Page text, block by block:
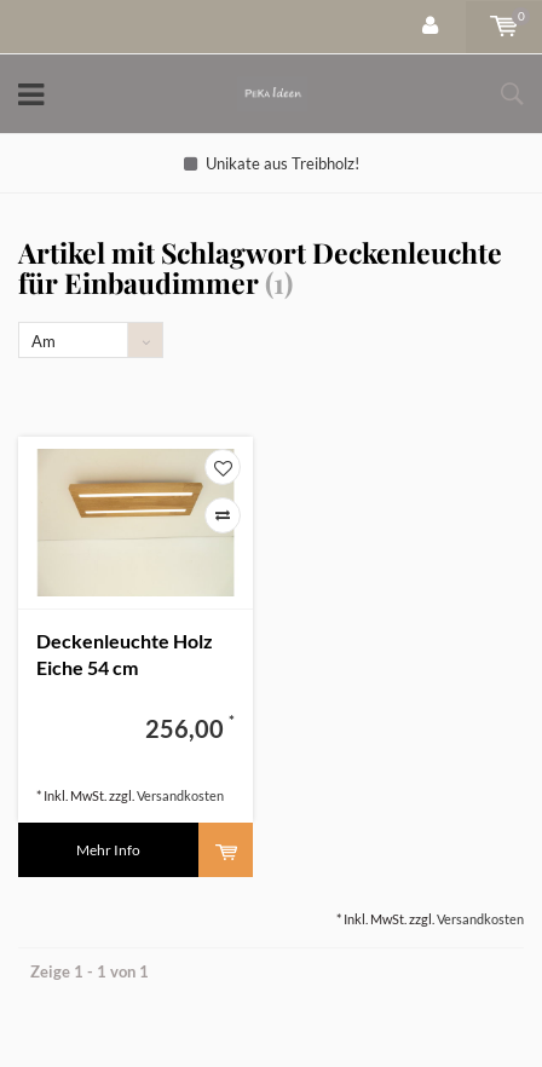
0
Unikate aus Treibholz!
Artikel mit Schlagwort Deckenleuchte
für Einbaudimmer(1)
Am
Deckenleuchte Holz
Eiche 54 cm
256,00 *
* Inkl. MwSt. zzgl. Versandkosten
Mehr Info
* Inkl. MwSt. zzgl. Versandkosten
Zeige 1 - 1 von 1